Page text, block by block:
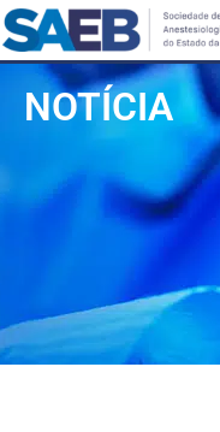
NOTÍCIA